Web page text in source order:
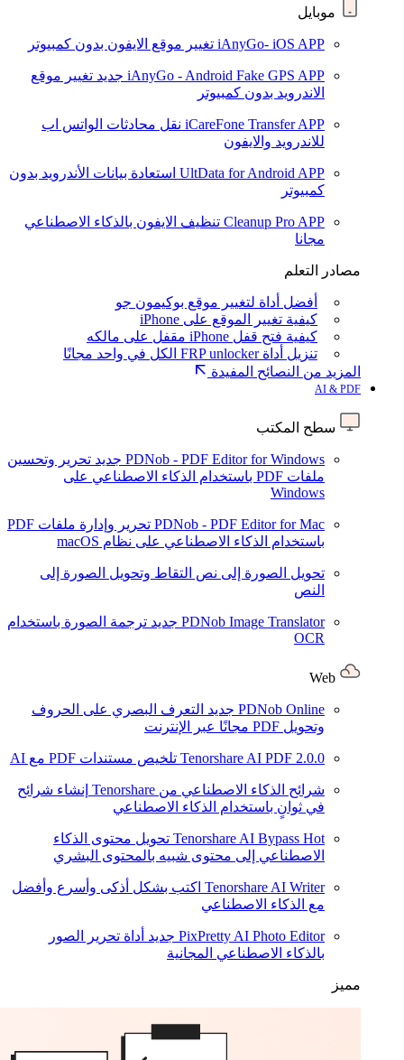
موبايل
iAnyGo- iOS APP تغيير موقع الايفون بدون كمبيوتر
iAnyGo - Android Fake GPS APP جديد تغيير موقع
الاندرويد بدون كمبيوتر
iCareFone Transfer APP نقل محادثات الواتس اب
للاندرويد والايفون
UltData for Android APP استعادة بيانات الأندرويد بدون
كمبيوتر
Cleanup Pro APP تنظيف الايفون بالذكاء الاصطناعي
مجانا
مصادر التعلم
أفضل أداة لتغيير موقع بوكيمون جو
كيفية تغيير الموقع على iPhone
كيفية فتح قفل iPhone مقفل على مالكه
تنزيل أداة FRP unlocker الكل في واحد مجانًا
المزيد من النصائح المفيدة
AI & PDF
سطح المكتب
PDNob - PDF Editor for Windows جديد تحرير وتحسين
ملفات PDF باستخدام الذكاء الاصطناعي على
Windows
PDNob - PDF Editor for Mac
تحرير وإدارة ملفات PDF
باستخدام الذكاء الاصطناعي على نظام macOS
تحويل الصورة إلى نص التقاط وتحويل الصورة إلى
النص
PDNob Image Translator جديد ترجمة الصورة باستخدام
OCR
PDNob Online جديد التعرف البصري على الحروف
وتحويل PDF مجانًا عبر الإنترنت
Tenorshare AI PDF 2.0.0 تلخيص مستندات PDF مع AI
شرائح الذكاء الاصطناعي من Tenorshare
إنشاء شرائح
في ثوانٍ باستخدام الذكاء الاصطناعي
Tenorshare AI Bypass Hot
تحويل محتوى الذكاء
الاصطناعي إلى محتوى شبيه بالمحتوى البشري
Tenorshare AI Writer اكتب بشكل أذكى وأسرع وأفضل
مع الذكاء الاصطناعي
PixPretty AI Photo Editor جديد أداة تحرير الصور
بالذكاء الاصطناعي المجانية
مميز